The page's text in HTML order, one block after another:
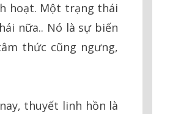
hoạt. Một trạng thái
nữa.. Nó là sự biến
thức cũng ngưng,
thuyết linh hồn là